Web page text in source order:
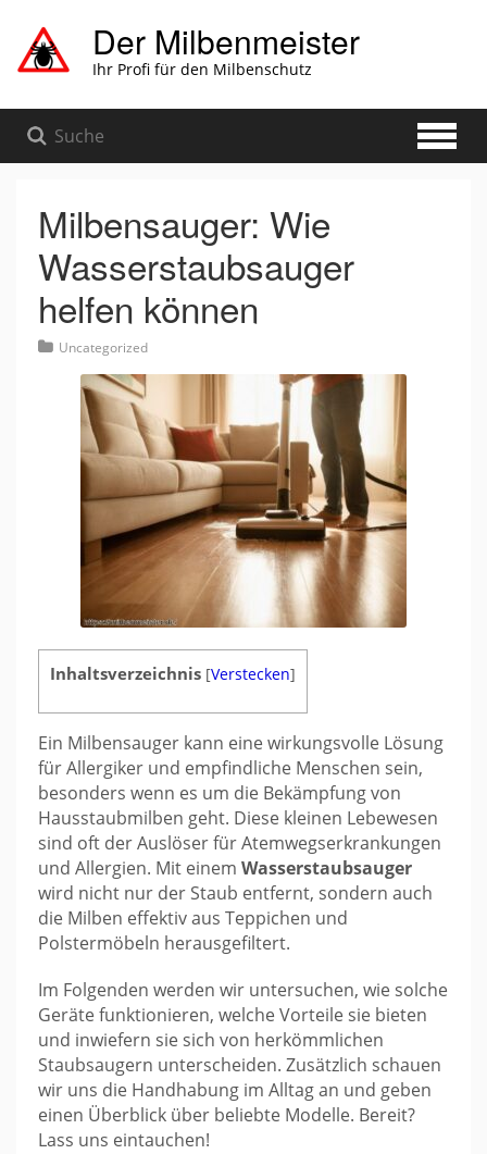
Hauptinhalt
springen
Der Milbenmeister
Ihr Profi für den Milbenschutz
Milbensauger: Wie
Wasserstaubsauger
helfen können
Uncategorized
Inhaltsverzeichnis [Verstecken]
Ein Milbensauger kann eine wirkungsvolle Lösung
für Allergiker und empfindliche Menschen sein,
besonders wenn es um die Bekämpfung von
Hausstaubmilben geht. Diese kleinen Lebewesen
sind oft der Auslöser für Atemwegserkrankungen
und Allergien. Mit einem Wasserstaubsauger
wird nicht nur der Staub entfernt, sondern auch
die Milben effektiv aus Teppichen und
Polstermöbeln herausgefiltert.
Im Folgenden werden wir untersuchen, wie solche
Geräte funktionieren, welche Vorteile sie bieten
und inwiefern sie sich von herkömmlichen
Staubsaugern unterscheiden. Zusätzlich schauen
wir uns die Handhabung im Alltag an und geben
einen Überblick über beliebte Modelle. Bereit?
Lass uns eintauchen!